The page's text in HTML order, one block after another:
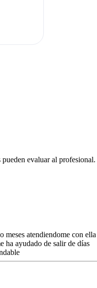
evaluar al profesional.
meses atendiendome con ella
ha ayudado de salir de días